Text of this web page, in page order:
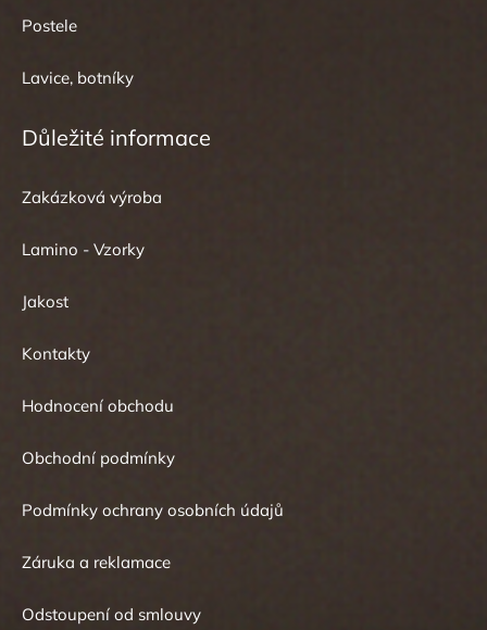
Postele
Lavice, botníky
Důležité informace
Zakázková výroba
Lamino - Vzorky
Jakost
Kontakty
Hodnocení obchodu
Obchodní podmínky
Podmínky ochrany osobních údajů
Záruka a reklamace
Odstoupení od smlouvy